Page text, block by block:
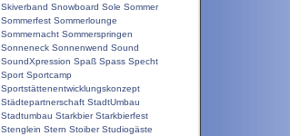
Skiverband Snowboard Sole Sommer
Sommerfest Sommerlounge
Sommernacht Sommerspringen
Sonneneck Sonnenwend Sound
SoundXpression Spaß Spass Specht
Sport Sportcamp
Sportstättenentwicklungskonzept
Städtepartnerschaft StadtUmbau
Stadtumbau Starkbier Starkbierfest
Stenglein Stern Stoiber Studiogäste